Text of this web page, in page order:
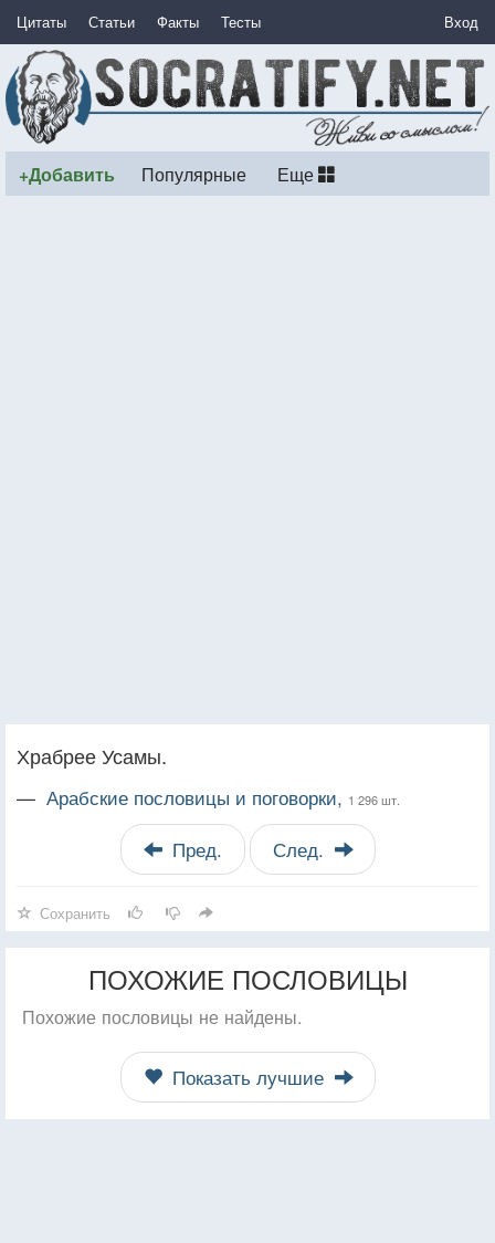
Цитаты Статьи Факты Тесты Вход
+Добавить Популярные Еще
Храбрее Усамы.
— Арабские пословицы и поговорки, 1 296 шт.
Пред. След.
Сохранить
ПОХОЖИЕ ПОСЛОВИЦЫ
Похожие пословицы не найдены.
Показать лучшие